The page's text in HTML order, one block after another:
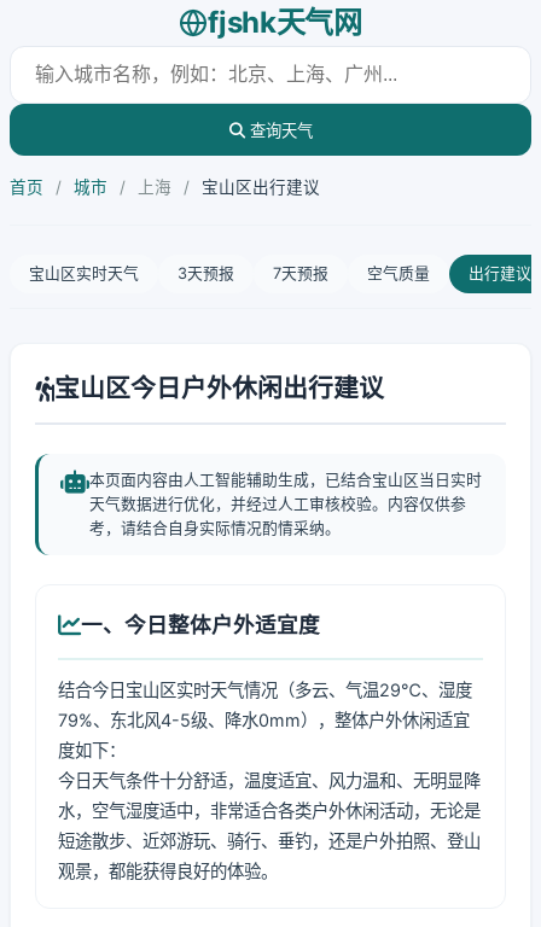
fjshk天气网
查询天气
首页 / 城市 / 上海 / 宝山区出行建议
宝山区实时天气 3天预报 7天预报 空气质量 出行建议
宝山区今日户外休闲出行建议
本页面内容由人工智能辅助生成，已结合宝山区当日实时
天气数据进行优化，并经过人工审核校验。内容仅供参
考，请结合自身实际情况酌情采纳。
一、今日整体户外适宜度
结合今日宝山区实时天气情况（多云、气温29℃、湿度
79%、东北风4-5级、降水0mm），整体户外休闲适宜
度如下：
今日天气条件十分舒适，温度适宜、风力温和、无明显降
水，空气湿度适中，非常适合各类户外休闲活动，无论是
短途散步、近郊游玩、骑行、垂钓，还是户外拍照、登山
观景，都能获得良好的体验。